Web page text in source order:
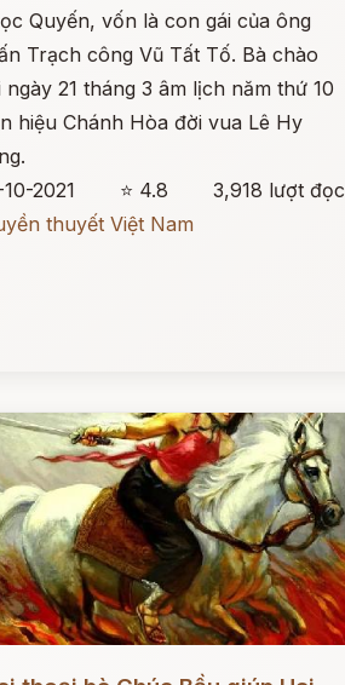
Quyến, vốn là con gái của ông
Trạch công Vũ Tất Tố. Bà chào
ngày 21 tháng 3 âm lịch năm thứ 10
hiệu Chánh Hòa đời vua Lê Hy
2021
⭐ 4.8
3,918 lượt đọc
thuyết Việt Nam